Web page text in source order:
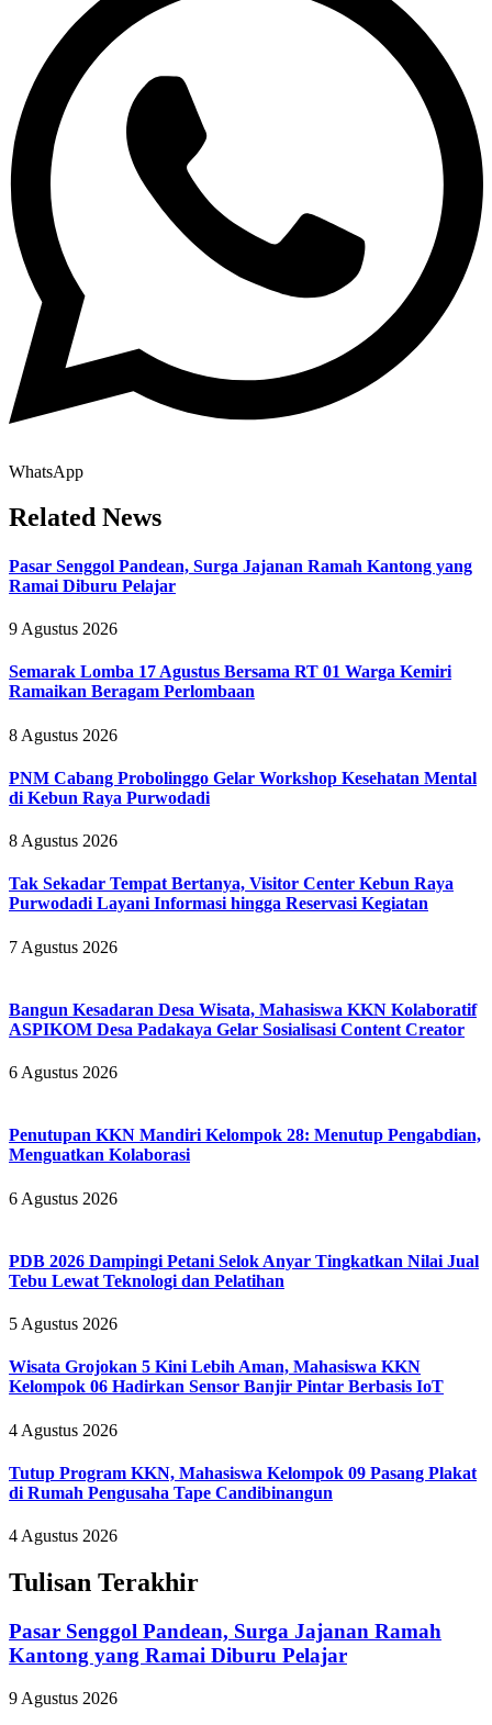
WhatsApp
Related News
Pasar Senggol Pandean, Surga Jajanan Ramah Kantong yang
Ramai Diburu Pelajar
9 Agustus 2026
Semarak Lomba 17 Agustus Bersama RT 01 Warga Kemiri
Ramaikan Beragam Perlombaan
8 Agustus 2026
PNM Cabang Probolinggo Gelar Workshop Kesehatan Mental
di Kebun Raya Purwodadi
8 Agustus 2026
Tak Sekadar Tempat Bertanya, Visitor Center Kebun Raya
Purwodadi Layani Informasi hingga Reservasi Kegiatan
7 Agustus 2026
Bangun Kesadaran Desa Wisata, Mahasiswa KKN Kolaboratif
ASPIKOM Desa Padakaya Gelar Sosialisasi Content Creator
6 Agustus 2026
Penutupan KKN Mandiri Kelompok 28: Menutup Pengabdian,
Menguatkan Kolaborasi
6 Agustus 2026
PDB 2026 Dampingi Petani Selok Anyar Tingkatkan Nilai Jual
Tebu Lewat Teknologi dan Pelatihan
5 Agustus 2026
Wisata Grojokan 5 Kini Lebih Aman, Mahasiswa KKN
Kelompok 06 Hadirkan Sensor Banjir Pintar Berbasis IoT
4 Agustus 2026
Tutup Program KKN, Mahasiswa Kelompok 09 Pasang Plakat
di Rumah Pengusaha Tape Candibinangun
4 Agustus 2026
Tulisan Terakhir
Pasar Senggol Pandean, Surga Jajanan Ramah
Kantong yang Ramai Diburu Pelajar
9 Agustus 2026